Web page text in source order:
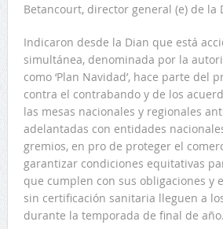
Betancourt, director general (e) de la
Indicaron desde la Dian que está
simultánea, denominada por la
como ‘Plan Navidad’, hace parte del
contra el contrabando y de los
las mesas nacionales y regionales
adelantadas con entidades
gremios, en pro de proteger el
garantizar condiciones equitativas
que cumplen con sus obligaciones y
sin certificación sanitaria lleguen a
durante la temporada de final de año.